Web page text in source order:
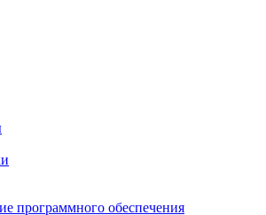
программного обеспечения